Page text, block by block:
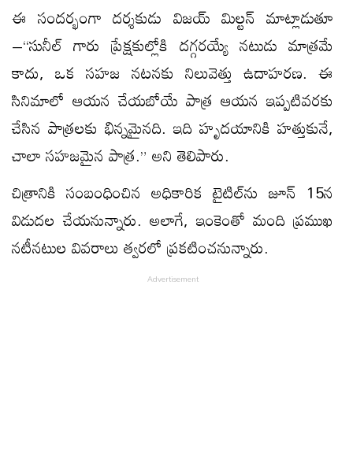
ఈ సందర్భంగా దర్శకుడు విజయ్ మిల్టన్ మాట్లాడుతూ
–“సునీల్ గారు ప్రేక్షకుల్లోకి దగ్గరయ్యే నటుడు మాత్రమే
కాదు, ఒక సహజ నటనకు నిలువెత్తు ఉదాహరణ. ఈ
సినిమాలో ఆయన చేయబోయే పాత్ర ఆయన ఇప్పటివరకు
చేసిన పాత్రలకు భిన్నమైనది. ఇది హృదయానికి హత్తుకునే,
చాలా సహజమైన పాత్ర.” అని తెలిపారు.
చిత్రానికి సంబంధించిన అధికారిక టైటిల్‌ను జూన్ 15న
విడుదల చేయనున్నారు. అలాగే, ఇంకెంతో మంది ప్రముఖ
నటీనటుల వివరాలు త్వరలో ప్రకటించనున్నారు.